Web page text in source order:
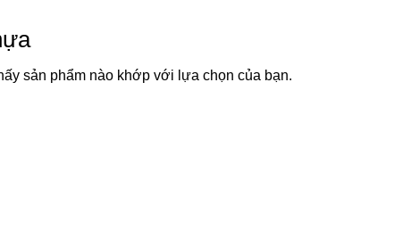
sản phẩm nào khớp với lựa chọn của bạn.